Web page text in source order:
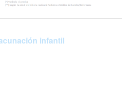
infantil